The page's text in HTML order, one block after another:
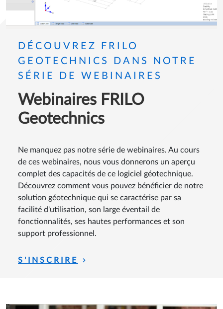
DÉCOUVREZ FRILO
GEOTECHNICS DANS NOTRE
SÉRIE DE WEBINAIRES
Webinaires FRILO
Geotechnics
Ne manquez pas notre série de webinaires. Au cours
de ces webinaires, nous vous donnerons un aperçu
complet des capacités de ce logiciel géotechnique.
Découvrez comment vous pouvez bénéficier de notre
solution géotechnique qui se caractérise par sa
facilité d'utilisation, son large éventail de
fonctionnalités, ses hautes performances et son
support professionnel.
S'INSCRIRE